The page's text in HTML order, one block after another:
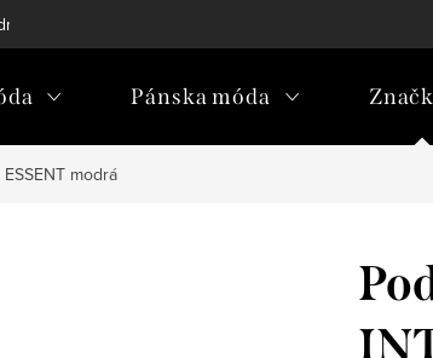
Pánska móda
modrá